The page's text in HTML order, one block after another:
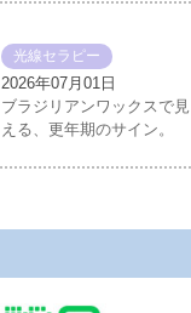
光線セラピー
2026年07月01日
ブラジリアンワックスで見
える、更年期のサイン。